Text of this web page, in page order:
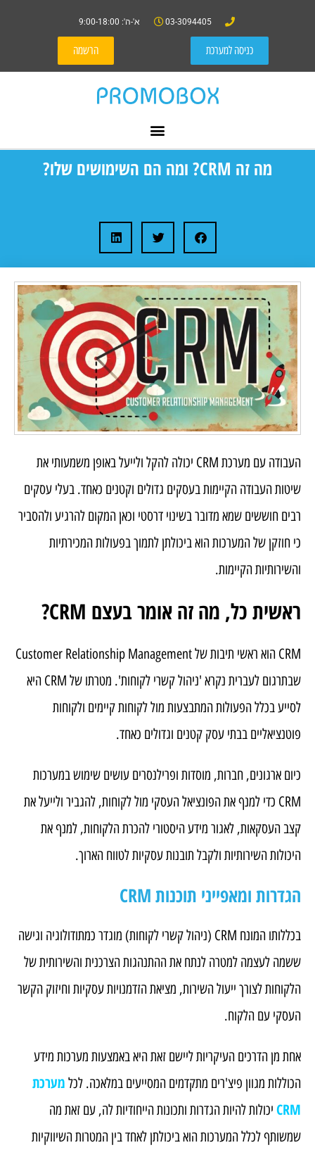
03-3094405 א'-ה': 9:00-18:00
כניסה למערכת הרשמה
מה זה CRM? ומה הם השימושים שלו?
העבודה עם מערכת CRM יכולה להקל ולייעל באופן משמעותי את
שיטות העבודה הקיימות בעסקים גדולים וקטנים כאחד. בעלי עסקים
רבים חוששים שמא מדובר בשינוי דרסטי וכאן המקום להרגיע ולהסביר
כי חוזקן של המערכות הוא ביכולתן לתמוך בפעולות המכירתיות
והשירותיות הקיימות.
ראשית כל, מה זה אומר בעצם CRM?
CRM הוא ראשי תיבות של Customer Relationship Management
שבתרגום לעברית נקרא 'ניהול קשרי לקוחות'. מטרתו של CRM היא
לסייע בכלל הפעולות המתבצעות מול לקוחות קיימים ולקוחות
פוטנציאליים בבתי עסק קטנים וגדולים כאחד.
כיום ארגונים, חברות, מוסדות ופרילנסרים עושים שימוש במערכות
CRM כדי למנף את הפונציאל העסקי מול לקוחות, להגביר ולייעל את
קצב העסקאות, לאגור מידע היסטורי להכרת הלקוחות, למנף את
היכולות השירותיות ולקבל תובנות עסקיות לטווח הארוך.
הגדרות ומאפייני תוכנות CRM
בכללותו המונח CRM (ניהול קשרי לקוחות) מוגדר כמתודולוגיה וגישה
ששמה לעצמה למטרה לנתח את ההתנהגות הצרכנית והשירותית של
הלקוחות לצורך ייעול השירות, מציאת הזדמנויות עסקיות וחיזוק הקשר
העסקי עם הלקוח.
אחת מן הדרכים העיקריות ליישם זאת היא באמצעות מערכות מידע
הכוללות מגוון פיצ'רים מתקדמים המסייעים במלאכה. לכל מערכת
CRM יכולות להיות הגדרות ותכונות הייחודיות לה, עם זאת מה
שמשותף לכלל המערכות הוא ביכולתן לאחד בין המטרות השיווקיות